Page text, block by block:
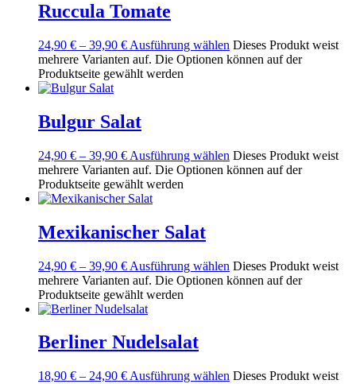
Ruccula Tomate
24,90 € – 39,90 € Ausführung wählen Dieses Produkt weist
mehrere Varianten auf. Die Optionen können auf der
Produktseite gewählt werden
Bulgur Salat
24,90 € – 39,90 € Ausführung wählen Dieses Produkt weist
mehrere Varianten auf. Die Optionen können auf der
Produktseite gewählt werden
Mexikanischer Salat
24,90 € – 39,90 € Ausführung wählen Dieses Produkt weist
mehrere Varianten auf. Die Optionen können auf der
Produktseite gewählt werden
Berliner Nudelsalat
18,90 € – 24,90 € Ausführung wählen Dieses Produkt weist